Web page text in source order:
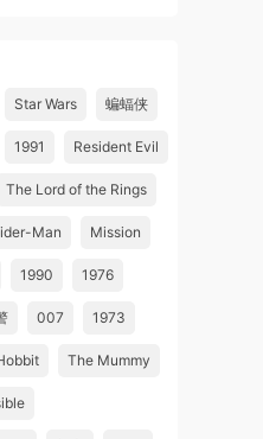
Star Wars 蝙蝠侠
1991 Resident Evil
The Lord of the Rings
Man Mission
1990 1976
007 1973
The Mummy